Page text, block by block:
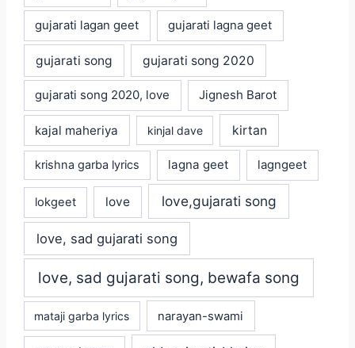
gujarati lagan geet gujarati lagna geet
gujarati song gujarati song 2020
gujarati song 2020, love Jignesh Barot
kajal maheriya kinjal dave kirtan
krishna garba lyrics lagna geet lagngeet
lokgeet love love,gujarati song
love, sad gujarati song
love, sad gujarati song, bewafa song
mataji garba lyrics narayan-swami